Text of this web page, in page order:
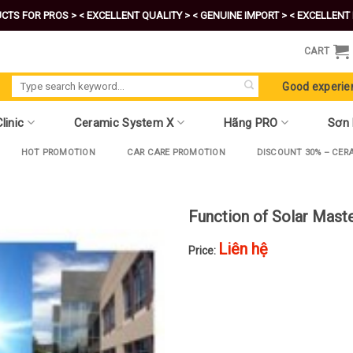
FOR PROS > < EXCELLENT QUALITY > < GENUINE IMPORT > < EXCELLENT
CART
Search
for:
Good
Ceramic System X Hãng PRO Sơn
HOT PROMOTION CAR CARE PROMOTION DISCOUNT 30% –
Function of Solar
Price: Liên hệ